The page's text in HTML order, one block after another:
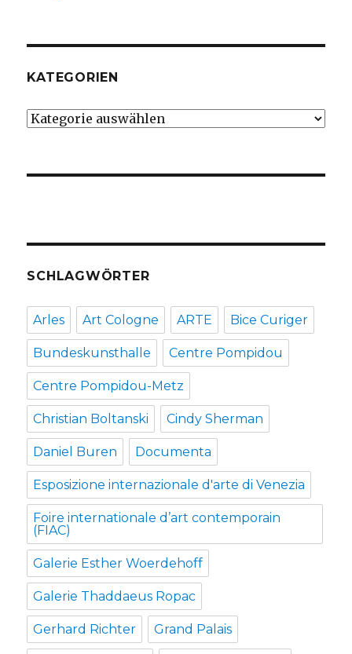
KATEGORIEN
Kategorien
SCHLAGWÖRTER
Arles Art Cologne ARTE Bice Curiger
Bundeskunsthalle Centre Pompidou
Centre Pompidou-Metz
Christian Boltanski Cindy Sherman
Daniel Buren Documenta
Esposizione internazionale d'arte di Venezia
Foire internationale d’art contemporain
(FIAC)
Galerie Esther Woerdehoff
Galerie Thaddaeus Ropac
Gerhard Richter Grand Palais